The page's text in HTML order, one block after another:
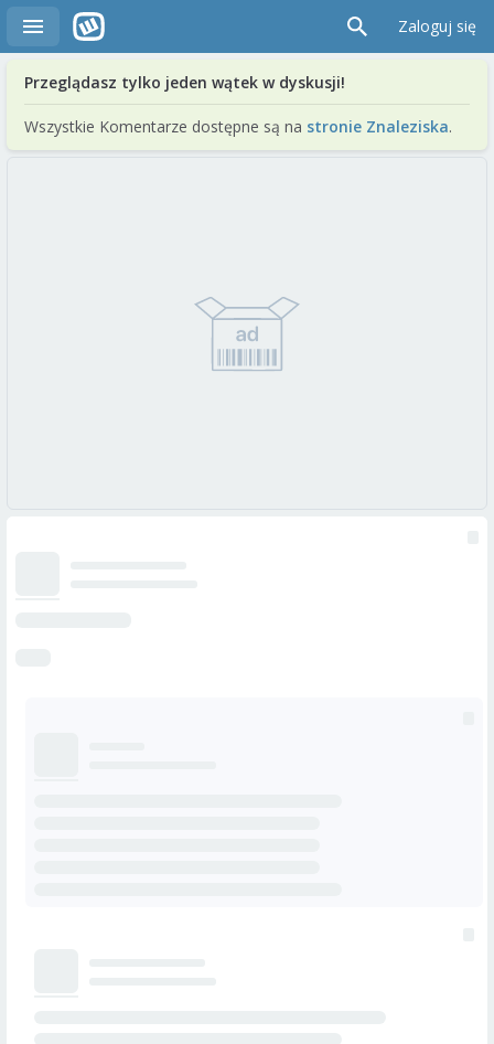
Zaloguj się
Przeglądasz tylko jeden wątek w dyskusji!
Wszystkie Komentarze dostępne są na stronie Znaleziska.